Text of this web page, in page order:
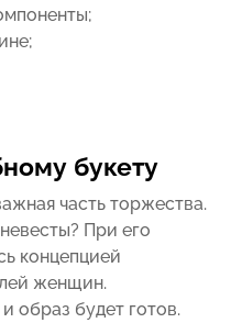
букету
часть торжества.
При его
концепцией
женщин.
образ будет готов.